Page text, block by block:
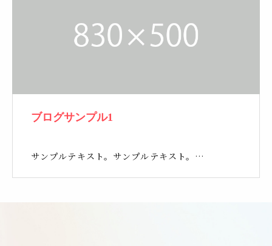
ブログサンプル1
サンプルテキスト。サンプルテキスト。…